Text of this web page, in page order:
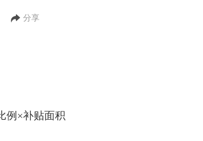
分享
例×补贴面积